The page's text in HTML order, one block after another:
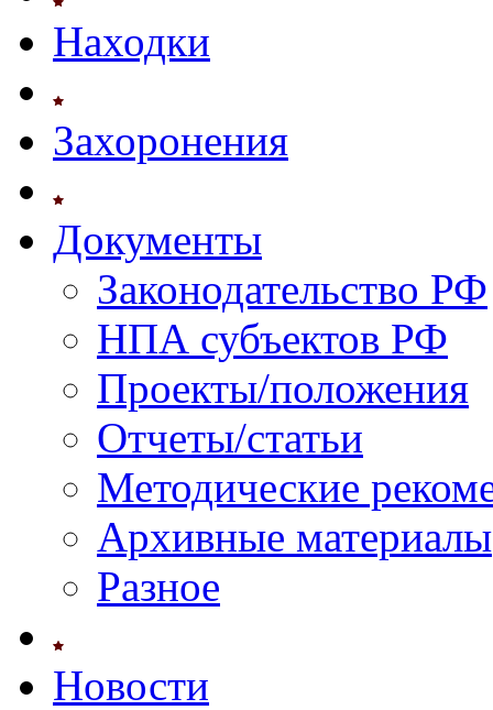
Находки
Захоронения
Документы
Законодательство РФ
НПА субъектов РФ
Проекты/положения
Отчеты/статьи
Методические
Архивные материалы
Разное
Новости